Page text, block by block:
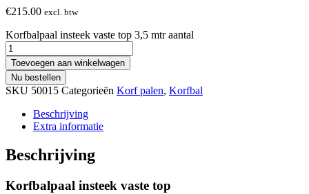
€215.00 excl. btw
Korfbalpaal insteek vaste top 3,5 mtr aantal
Toevoegen aan winkelwagen
Nu bestellen
SKU 50015 Categorieën Korf palen, Korfbal
Beschrijving
Extra informatie
Beschrijving
Korfbalpaal insteek vaste top